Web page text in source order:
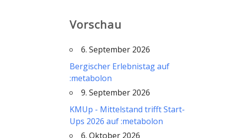
Vorschau
6. September 2026
Bergischer Erlebnistag auf
:metabolon
9. September 2026
KMUp - Mittelstand trifft Start-
Ups 2026 auf :metabolon
6. Oktober 2026